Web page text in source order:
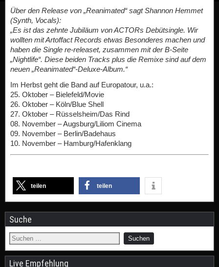
Über den Release von „Reanimated“ sagt Shannon Hemmet
(Synth, Vocals):
„Es ist das zehnte Jubiläum von ACTORs Debütsingle. Wir
wollten mit Artoffact Records etwas Besonderes machen und
haben die Single re-releaset, zusammen mit der B-Seite
„Nightlife“. Diese beiden Tracks plus die Remixe sind auf dem
neuen „Reanimated“-Deluxe-Album.“
Im Herbst geht die Band auf Europatour, u.a.:
25. Oktober – Bielefeld/Movie
26. Oktober – Köln/Blue Shell
27. Oktober – Rüsselsheim/Das Rind
08. November – Augsburg/Liliom Cinema
09. November – Berlin/Badehaus
10. November – Hamburg/Hafenklang
teilen teilen
Suche
Live Empfehlung